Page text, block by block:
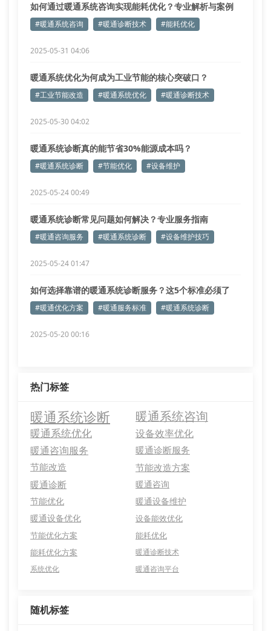
如何通过暖通系统咨询实现能耗优化？专业解析与案例
实证
#暖通系统咨询 #暖通诊断技术 #能耗优化
2025-05-31 04:06
暖通系统优化为何成为工业节能的核心突破口？
#工业节能改造 #暖通系统优化 #暖通诊断技术
2025-05-30 04:02
暖通系统诊断真的能节省30%能源成本吗？
#暖通系统诊断 #节能优化 #设备维护
2025-05-24 00:49
暖通系统诊断常见问题如何解决？专业服务指南
#暖通咨询服务 #暖通系统诊断 #设备维护技巧
2025-05-24 01:47
如何选择靠谱的暖通系统诊断服务？这5个标准必须了
解！
#暖通优化方案 #暖通服务标准 #暖通系统诊断
2025-05-20 00:16
热门标签
暖通系统诊断 暖通系统咨询
暖通系统优化
设备效率优化
暖通咨询服务
暖通诊断服务
节能改造
节能改造方案
暖通诊断
暖通咨询
节能优化
暖通设备维护
暖通设备优化
设备能效优化
节能优化方案
能耗优化
能耗优化方案
暖通诊断技术
系统优化
暖通咨询平台
随机标签